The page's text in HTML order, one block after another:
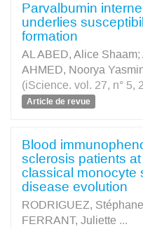
Parvalbumin
underlies
formation
AL ABED, Alice Shaam;
AHMED, Noorya
(iScience. vol. 27, n° 5,
Article de revue
Blood
sclerosis patients
classical monocyte
disease evolution
RODRIGUEZ, Stéphane
FERRANT, Juliette ...